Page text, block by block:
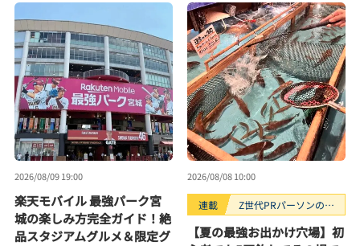
2026/08/09 19:00
楽天モバイル 最強パーク宮
城の楽しみ方完全ガイド！絶
品スタジアムグルメ＆限定グ
2026/08/08 10:00
連載
Z世代PRパーソンのキ
【夏の最強お出かけ穴場】初